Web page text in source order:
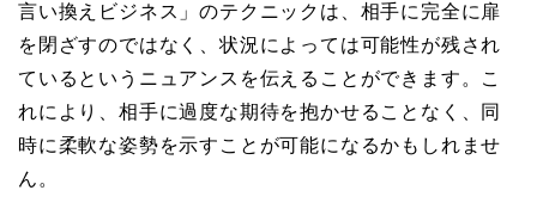
言い換えビジネス」のテクニックは、相手に完全に扉
を閉ざすのではなく、状況によっては可能性が残され
ているというニュアンスを伝えることができます。こ
れにより、相手に過度な期待を抱かせることなく、同
時に柔軟な姿勢を示すことが可能になるかもしれませ
ん。